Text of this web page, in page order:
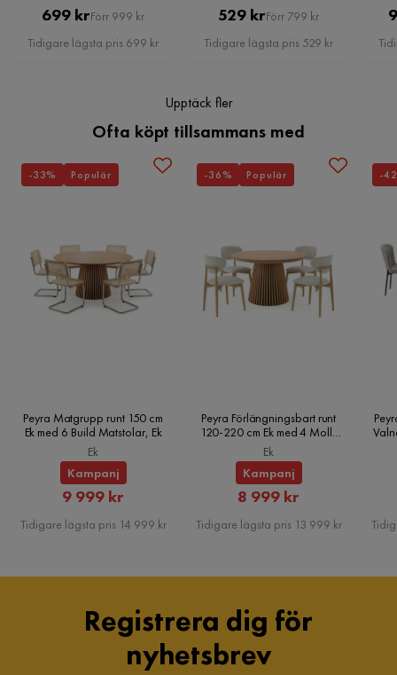
Nyckelfunktioner:
Monteringsinformation:
Pris
699 krOriginal
Pris
Förr 999 kr
Tidigare lägsta pris 699 kr
Pris
529 krOriginal
Pris
Förr 799 kr
Tidigare lägsta pris 529 kr
Upptäck fler
Ofta köpt tillsammans med
Peyra Matgrupp runt 150 cm
Ek med 6 Build Matstolar, Ek
Ek
Kampanj
Rabatterat
Pris
9 999 kr
Tidigare lägsta pris 14 999 kr
-33% Populär
Peyra Förlängningsbart runt
120-220 cm Ek med 4 Molly
Matstolar, Ek
Ek
Kampanj
Rabatterat
Pris
8 999 kr
Tidigare lägsta pris 13 999 kr
-36% Populär -
Registrera dig för
nyhetsbrev